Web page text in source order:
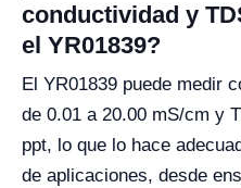
conductividad y
el YR01839?
El YR01839 puede medir
de 0.01 a 20.00 mS/cm y
ppt, lo que lo hace
de aplicaciones, desde